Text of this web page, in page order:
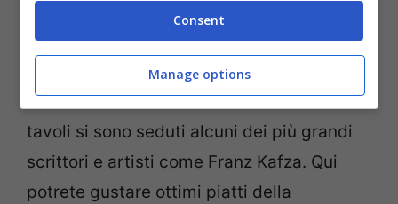
Il Cafe Savoy non è solo un ristorante, è
uno dei più bei e raffinati bar di Praga. La
sua sala da pranzo ha un soffitto neo
rinascimentale risalente al 1893 e sui suoi
tavoli si sono seduti alcuni dei più grandi
scrittori e artisti come Franz Kafza. Qui
potrete gustare ottimi piatti della
Consent
Manage options